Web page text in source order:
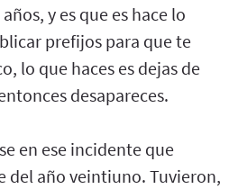
y es que es hace lo
prefijos para que te
lo que haces es dejas de
desapareces.
en ese incidente que
del año veintiuno. Tuvieron,